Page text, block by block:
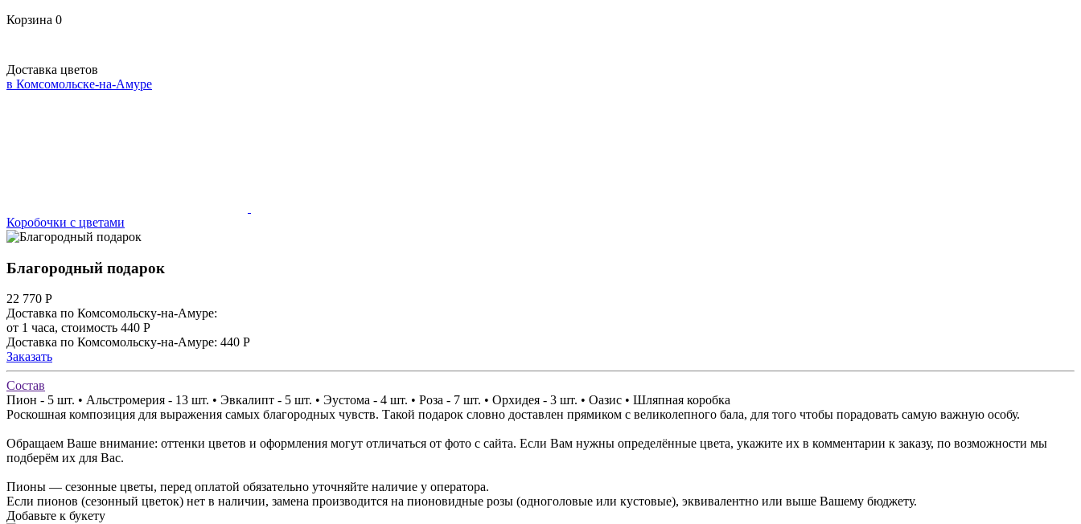
Корзина 0
Доставка цветов
в Комсомольске-на-Амуре
Коробочки с цветами
Благородный подарок
22 770 Р
Доставка по Комсомольску-на-Амуре:
от 1 часа, стоимость 440 Р
Доставка по Комсомольску-на-Амуре: 440 Р
Заказать
Состав
Пион - 5 шт. • Альстромерия - 13 шт. • Эвкалипт - 5 шт. • Эустома - 4 шт. • Роза - 7 шт. • Орхидея - 3 шт. • Оазис • Шляпная коробка
Роскошная композиция для выражения самых благородных чувств. Такой подарок словно доставлен прямиком с великолепного бала, для того чтобы порадовать самую важную особу.
Обращаем Ваше внимание: оттенки цветов и оформления могут отличаться от фото с сайта. Если Вам нужны определённые цвета, укажите их в комментарии к заказу, по возможности мы
подберём их для Вас.
Пионы — сезонные цветы, перед оплатой обязательно уточняйте наличие у оператора.
Если пионов (сезонный цветок) нет в наличии, замена производится на пионовидные розы (одноголовые или кустовые), эквивалентно или выше Вашему бюджету.
Добавьте к букету